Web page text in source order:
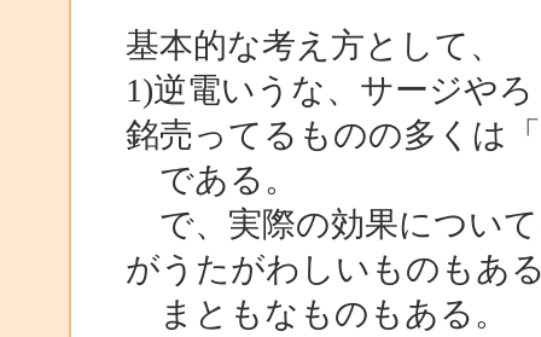
基本的な考え方として、
1)逆電いうな、サージや
銘売ってるものの多くは
である。
で、実際の効果につい
がうたがわしいものもあ
まともなものもある。